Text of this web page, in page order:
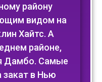
району
видом на
Хайтс. А
районе,
Дамбо. Самые
закат в Нью